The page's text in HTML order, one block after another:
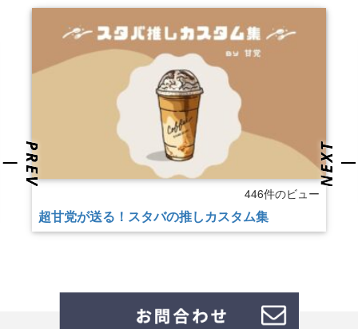
446件のビュー
超甘党が送る！スタバの推しカスタム集